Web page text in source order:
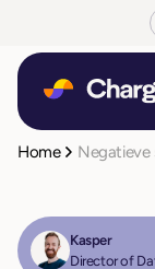
Home Negatieve
Kasper
Director of